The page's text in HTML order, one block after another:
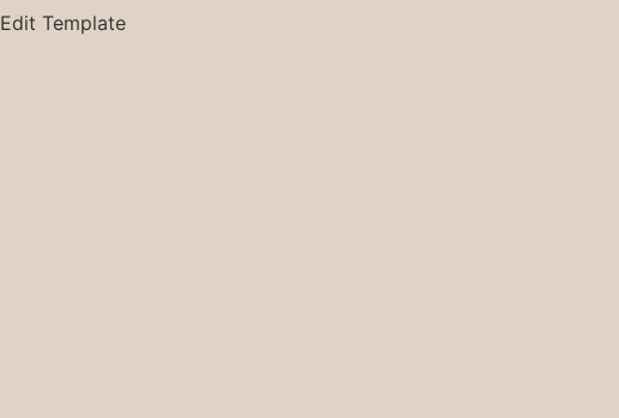
Edit Template